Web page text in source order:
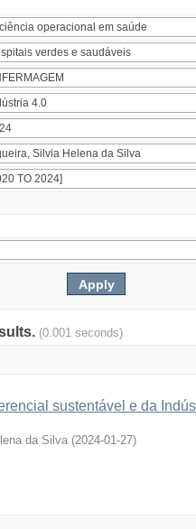
(0.001 seconds)
sustentável e da
da Silva (2024-01-27)